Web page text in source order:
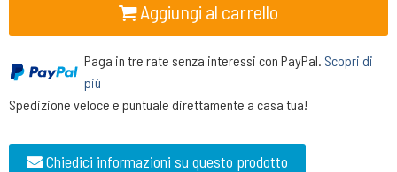
Aggiungi al carrello
Paga in tre rate senza interessi con PayPal. Scopri di
più
Spedizione veloce e puntuale direttamente a casa tua!
Chiedici informazioni su questo prodotto